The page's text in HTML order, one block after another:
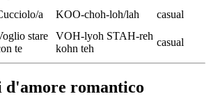
a KOO-choh-loh/lah casual
stare
te
VOH-lyoh STAH-reh
kohn teh
casual
romantico